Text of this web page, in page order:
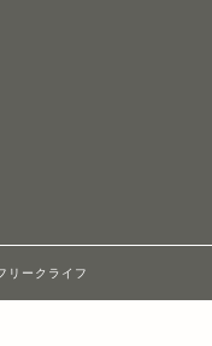
ークライフ